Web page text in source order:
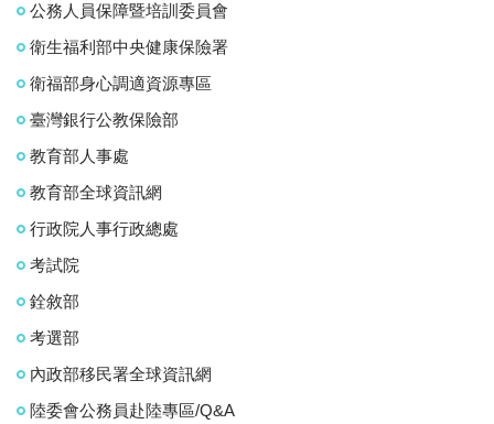
公務人員保障暨培訓委員會
衛生福利部中央健康保險署
衛福部身心調適資源專區
臺灣銀行公教保險部
教育部人事處
教育部全球資訊網
行政院人事行政總處
考試院
銓敘部
考選部
內政部移民署全球資訊網
陸委會公務員赴陸專區/Q&A